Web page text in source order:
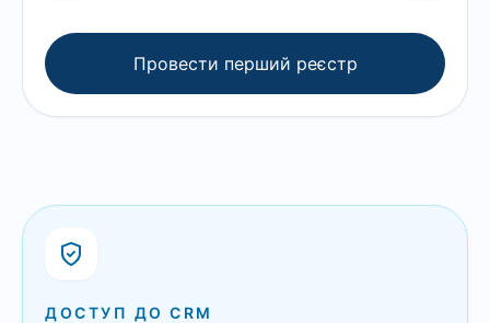
Провести перший реєстр
ДОСТУП ДО CRM